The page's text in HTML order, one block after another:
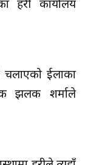
कार्यालय
चलाएको ईलाका
झलक शर्माले